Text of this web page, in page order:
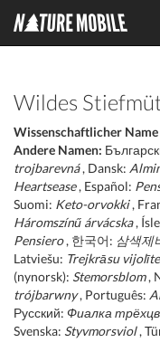
Wildes
Wissenschaftlicher Name
Andere Namen:
trojbarevná, Dansk:
Heartsease, Español:
Suomi: Keto-orvokki,
Háromszínű árvácska,
Pensiero, 한국어: 삼색제
Latviešu: Trejkrāsu vijolīte
(nynorsk): Stemorsblom,
trójbarwny, Português:
Русский: Фиалка
Svenska: Styvmorsviol,